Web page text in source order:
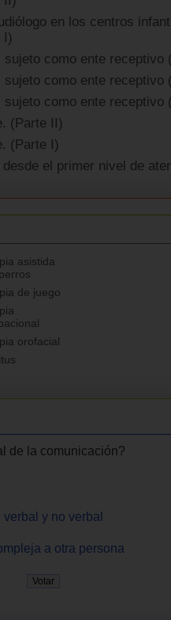
en los centros
I)
como ente receptivo
como ente receptivo
como ente receptivo
(Parte II)
(Parte I)
el primer nivel de
asistida
de juego
orofacial
de la comunicación?
y no verbal
a otra persona